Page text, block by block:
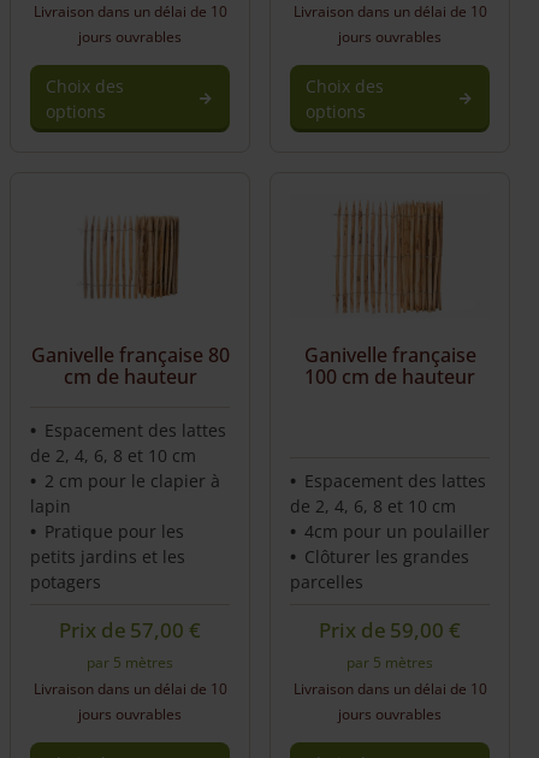
Livraison dans un délai de 10
jours ouvrables
Choix des
options
multiple
options
be
chosen
the
product
page
Livraison dans un délai de 10
jours ouvrables
Choix des
options
options
be
chosen
page
Ganivelle française 80
cm de hauteur
Espacement des lattes
de 2, 4, 6, 8 et 10 cm
2 cm pour le clapier à
lapin
Pratique pour les
petits jardins et les
potagers
Prix de 57,00€
par 5 mètres
Livraison dans un délai de 10
jours ouvrables
Ganivelle française
100 cm de hauteur
Espacement des lattes
de 2, 4, 6, 8 et 10 cm
4cm pour un poulailler
Clôturer les grandes
parcelles
Prix de 59,00€
par 5 mètres
Livraison dans un délai de 10
jours ouvrables